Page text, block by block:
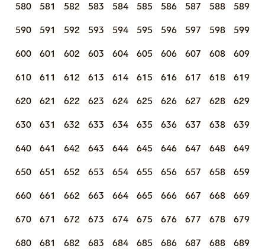
580 581 582 583 584 585 586 587 588 589
590 591 592 593 594 595 596 597 598 599
600 601 602 603 604 605 606 607 608 609
610 611 612 613 614 615 616 617 618 619
620 621 622 623 624 625 626 627 628 629
630 631 632 633 634 635 636 637 638 639
640 641 642 643 644 645 646 647 648 649
650 651 652 653 654 655 656 657 658 659
660 661 662 663 664 665 666 667 668 669
670 671 672 673 674 675 676 677 678 679
680 681 682 683 684 685 686 687 688 689